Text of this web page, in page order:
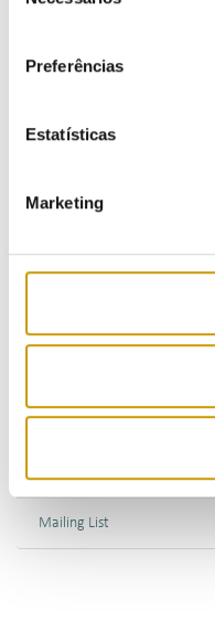
Preferências
Estatísticas
Marketing
Bulletins (PT)
Events
Mailing List